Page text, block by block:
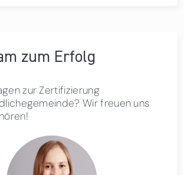
zum Erfolg
zur Zertifizierung
Wir freuen uns